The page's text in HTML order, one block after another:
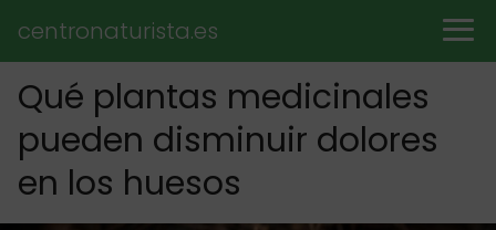
centronaturista.es
Qué plantas medicinales
pueden disminuir dolores
en los huesos